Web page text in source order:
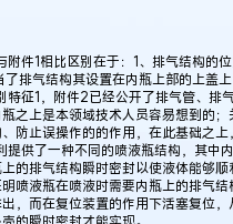
2026.02.10
徐新明律师经典案例：刘某与西
技有限公司技术合作开发合同纠
件1相比区别在于：1、排气结构的
排气结构其设置在内瓶上部的上盖
征1，附件2已经公开了排气管、排
之上是本领域技术人员容易想到的
防止误操作的的作用，在此基础之
供了一种不同的喷液瓶结构，其中
的排气结构瞬时密封以使液体能够
喷液瓶在喷液时需要内瓶上的排气结
，而在复位装置的作用下活塞复位
的瞬时密封才能实现。